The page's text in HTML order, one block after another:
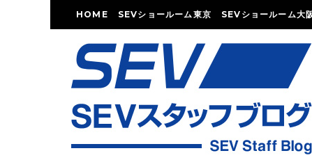
HOME SEVショールーム東京 SEVショールーム大